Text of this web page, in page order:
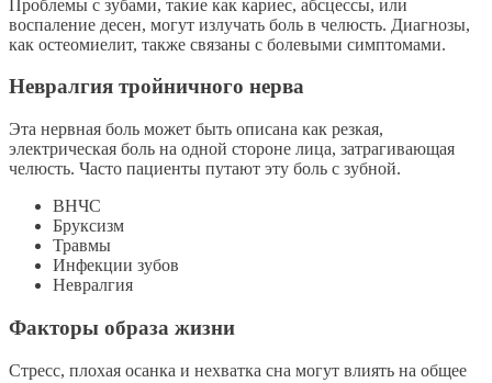
Проблемы с зубами, такие как кариес, абсцессы, или
воспаление десен, могут излучать боль в челюсть. Диагнозы,
как остеомиелит, также связаны с болевыми симптомами.
Невралгия тройничного нерва
Эта нервная боль может быть описана как резкая,
электрическая боль на одной стороне лица, затрагивающая
челюсть. Часто пациенты путают эту боль с зубной.
ВНЧС
Бруксизм
Травмы
Инфекции зубов
Невралгия
Факторы образа жизни
Стресс, плохая осанка и нехватка сна могут влиять на общее